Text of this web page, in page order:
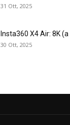
31 Ott, 2025
Insta360 X4 Air: 8K
30 Ott, 2025